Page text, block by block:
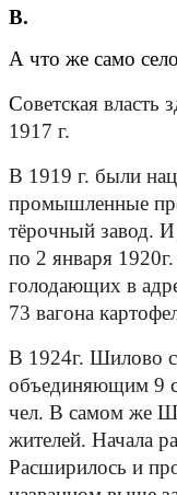
В.
А что же само
Советская власть
1917 г.
В 1919 г. были
промышленные
тёрочный завод.
по 2 января
голодающих в
73 вагона
В 1924г. Шилово
объединяющим 9
чел. В самом же
жителей. Начала
Расширилось и